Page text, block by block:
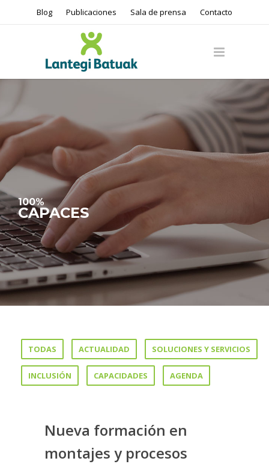
Blog Publicaciones Sala de prensa Contacto
100%
CAPACES
TODAS ACTUALIDAD SOLUCIONES Y SERVICIOS
INCLUSIÓN CAPACIDADES AGENDA
Nueva formación en
montajes y procesos